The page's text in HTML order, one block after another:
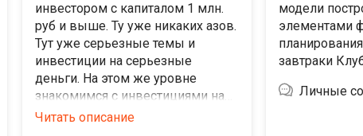
инвестором с капиталом 1 млн.
руб и выше. Ту уже никаких азов.
Тут уже серьезные темы и
инвестиции на серьезные
деньги. На этом же уровне
знакомимся с инвестициями на
фондовом рынке США и
Читать описание
модели
элементами
завтраки
Личные